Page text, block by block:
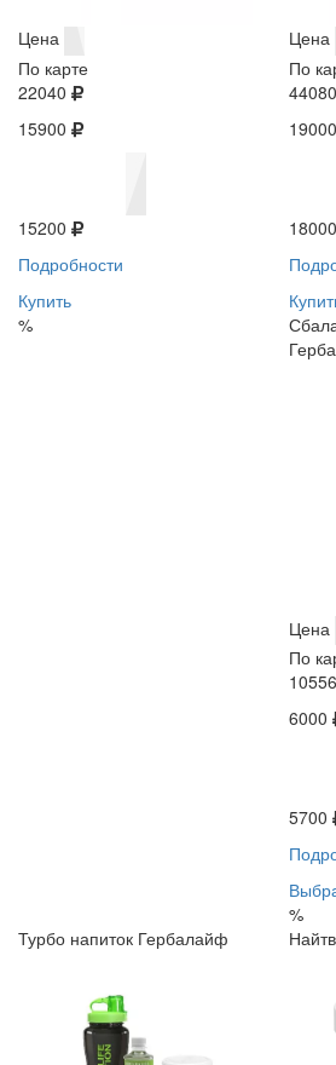
Цена
По карте
22040
15900
15200
Подробности
Купить
%
Цена
По
44080
19000
18000
Цена
По
10556
6000
5700
%
Турбо напиток Гербалайф